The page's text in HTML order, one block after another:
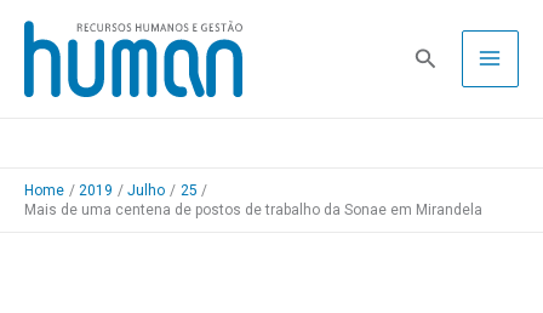
Skip
content
Pesquisa
Home 2019 Julho
25
Mais de uma centena de postos de trabalho da Sonae em Mirandela